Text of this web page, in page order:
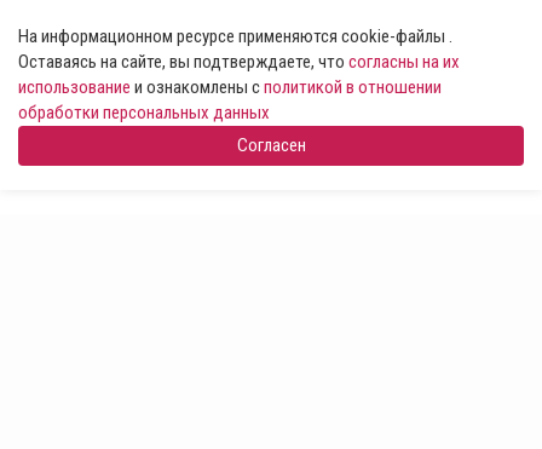
На информационном ресурсе применяются cookie-файлы .
Оставаясь на сайте, вы подтверждаете, что согласны на их
использование и ознакомлены сполитикой в отношении
обработки персональных данных
Согласен